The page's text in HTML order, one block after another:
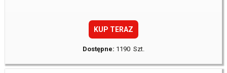
KUP TERAZ
Dostępne: 1190 Szt.